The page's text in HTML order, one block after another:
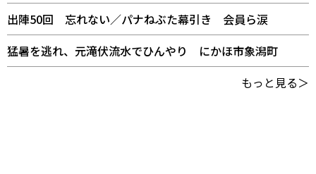
出陣50回 忘れない／パナねぶた幕引き 会員ら涙
猛暑を逃れ、元滝伏流水でひんやり にかほ市象潟町
もっと見る＞